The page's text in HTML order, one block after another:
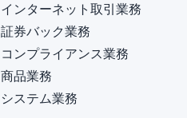
インターネット取引業務
証券バック業務
コンプライアンス業務
商品業務
システム業務